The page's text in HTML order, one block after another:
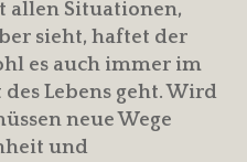
allen Situationen,
sieht, haftet der
es auch immer im
Lebens geht. Wird
neue Wege
und